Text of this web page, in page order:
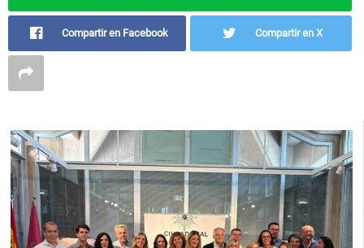
Compartir en Facebook Compartir en X